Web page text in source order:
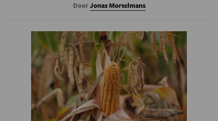
DoorJonas Mortelmans